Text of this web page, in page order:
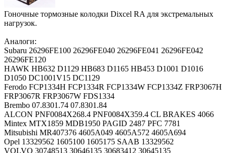
Гоночные тормозные колодки Dixcel RA для экстремальных
нагрузок.
Аналоги:
Subaru 26296FE100 26296FE040 26296FE041 26296FE042
26296FE120
HAWK HB632 D1129 HB683 D1165 HB453 D1001 D1016
D1050 DC1001V15 DC1129
Ferodo FCP1334H FCP1334R FCP1334W FCP1334Z FRP3067H
FRP3067R FRP3067W FDS1334
Brembo 07.8301.74 07.8301.84
ALCON PNF0084X268.4 PNF0084X359.4 CL BRAKES 4066
Mintex MTX1859 MDB1950 PAGID 2487 PFC 7781
Mitsubishi MR407376 4605A049 4605A572 4605A694
Opel 13329562 1605100 1605175 SAAB 13329562
VOLVO 30748513 30646135 30683412 30645135